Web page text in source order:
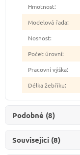
Hmotnost:
Modelová řada:
Nosnost:
Počet úrovní:
Pracovní výška:
Délka žebříku:
Podobné (8)
Související (8)